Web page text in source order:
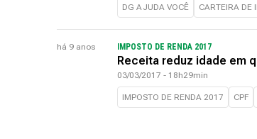
DG AJUDA VOCÊ CARTEIRA DE
há 9 anos IMPOSTO DE RENDA 2017
Receita reduz idade em
03/03/2017 - 18h29min
IMPOSTO DE RENDA 2017 CPF